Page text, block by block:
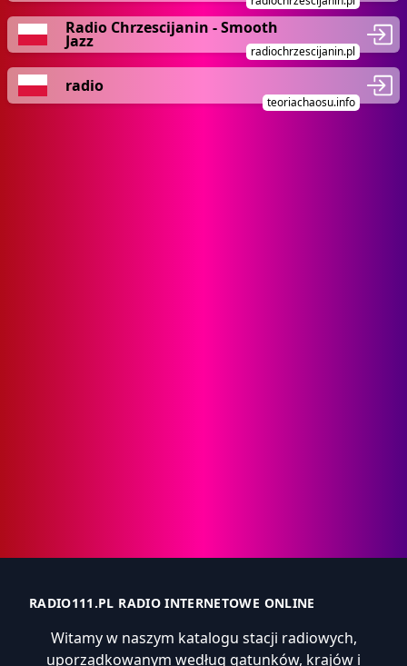
Radio Chrzescijanin - Smooth
Jazz
radiochrzescijanin.pl
radio
teoriachaosu.info
RADIO111.PL RADIO INTERNETOWE ONLINE
Witamy w naszym katalogu stacji radiowych,
uporządkowanym według gatunków, krajów i